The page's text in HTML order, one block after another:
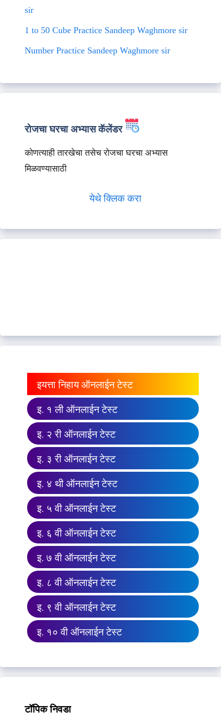
sir
1 to 50 Cube Practice Sandeep Waghmore sir
Number Practice Sandeep Waghmore sir
रोजचा घरचा अभ्यास कॅलेंडर
कोणत्याही तारखेचा तसेच रोजचा घरचा अभ्यास
मिळवण्यासाठी
येथे क्लिक करा
इयत्ता निहाय ऑनलाईन टेस्ट
इ. १ ली ऑनलाईन टेस्ट
इ. २ री ऑनलाईन टेस्ट
इ. ३ री ऑनलाईन टेस्ट
इ. ४ थी ऑनलाईन टेस्ट
इ. ५ वी ऑनलाईन टेस्ट
इ. ६ वी ऑनलाईन टेस्ट
इ. ७ वी ऑनलाईन टेस्ट
इ. ८ वी ऑनलाईन टेस्ट
इ. ९ वी ऑनलाईन टेस्ट
इ. १० वी ऑनलाईन टेस्ट
टॉपिक निवडा